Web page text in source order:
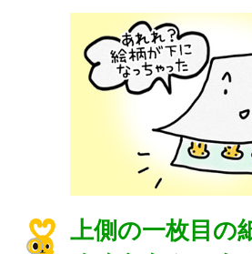
上側の一枚目の